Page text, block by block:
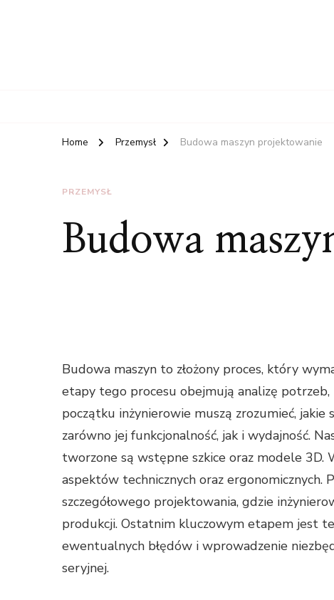
Home Przemysł Budowa maszyn projektowanie
PRZEMYSŁ
Budowa
Budowa maszyn to złożony proces, który
etapy tego procesu obejmują analizę
początku inżynierowie muszą zrozumieć, jakie
zarówno jej funkcjonalność, jak i wydajność.
tworzone są wstępne szkice oraz modele
aspektów technicznych oraz ergonomicznych.
szczegółowego projektowania, gdzie
produkcji. Ostatnim kluczowym etapem jest
ewentualnych błędów i wprowadzenie
seryjnej.